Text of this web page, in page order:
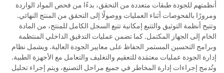
أنظمتهم للجودة طبقات متعددة من التحقق، بدءًا من فحص المواد الواردة
ومرورًا بالفحوصات أثناء العمليات ووصولًا إلى التحقق من المنتج النهائي.
وتتيح أنظمة التوثيق والتتبع إمكانية تتبع السجل الكامل للمنتج، من المادة
الخام إلى الجهاز المكتمل. كما تضمن عمليات التدقيق الداخلي المنتظمة
وبرامج التحسين المستمر الحفاظ على معايير الجودة العالية. ويشمل نظام
إدارة الجودة عمليات معتمَدة للتعقيم والتغليف والتعامل مع الأجهزة الطبية.
وتُدمج إجراءات إدارة المخاطر في جميع مراحل التصنيع، ويتم إجراء تحليل